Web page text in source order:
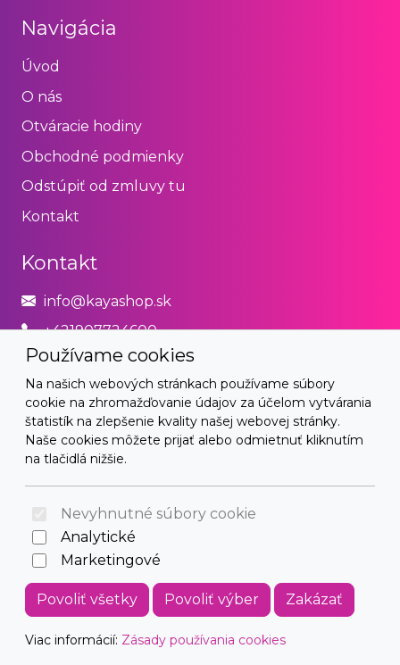
Používame cookies
Na našich webových stránkach používame súbory
cookie na zhromažďovanie údajov za účelom vytvárania
štatistík na zlepšenie kvality našej webovej stránky.
Naše cookies môžete prijať alebo odmietnuť kliknutím
na tlačidlá nižšie.
Nevyhnutné súbory cookie
Analytické
Marketingové
Povoliť všetky Povoliť výber Zakázať
Viac informácií: Zásady používania cookies
Navigácia
Úvod
O nás
Otváracie hodiny
Obchodné podmienky
Odstúpiť od zmluvy tu
Kontakt
Kontakt
info@kayashop.sk
+421907724600
Právne
Obchodné podmienky
Zásady používania cookies
© 2026 Arrabella s.r.o., mayabella s.r.o., Všetky práva
vyhradené.
Hosting: - Web: